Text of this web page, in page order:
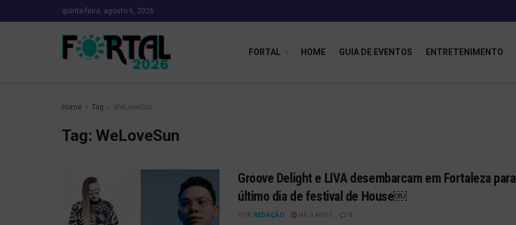
quinta-feira, agosto 6, 2026
FORTAL HOME GUIA DE EVENTOS ENTRETENIMENTO
Home Tag WeLoveSun
Tag: WeLoveSun
Groove Delight e LIVA desembarcam em Fortaleza para
último dia de festival de House￼
POR REDAÇÃO HÁ 3 ANOS 0